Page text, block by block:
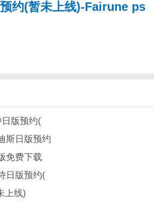
约(暂未上线)-Fairune ps
版预约(
斯日版预约
免费下载
日版预约(
上线)